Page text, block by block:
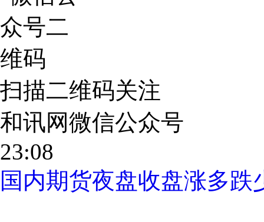
扫描二维码关注
和讯网微信公众号
23:08
国内期货夜盘收盘涨多跌